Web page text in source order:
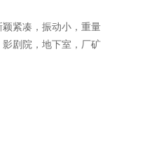
紧凑，振动小，重量
剧院，地下室，厂矿